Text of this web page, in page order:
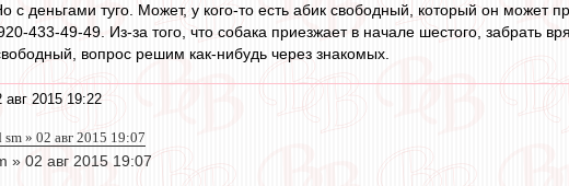
с деньгами туго. Может, у кого-то есть абик свободный, который он может
433-49-49. Из-за того, что собака приезжает в начале шестого, забрать
вопрос решим как-нибудь через знакомых.
авг 2015 19:22
sm » 02 авг 2015 19:07
» 02 авг 2015 19:07